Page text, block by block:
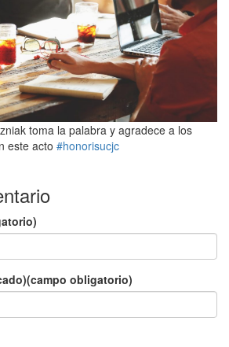
toma la palabra y agradece a los
este acto #honorisucjc
obligatorio)